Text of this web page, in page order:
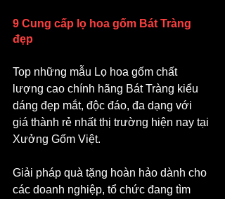
9 Cung cấp lọ hoa gốm Bát Tràng
đẹp
Top những mẫu Lọ hoa gốm chất
lượng cao chính hãng Bát Tràng kiểu
dáng đẹp mắt, độc đáo, đa dạng với
giá thành rẻ nhất thị trường hiện nay tại
Xưởng Gốm Việt.
Giải pháp quà tặng hoàn hảo dành cho
các doanh nghiệp, tổ chức đang tìm